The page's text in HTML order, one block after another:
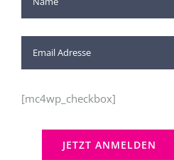
[mc4wp_checkbox]